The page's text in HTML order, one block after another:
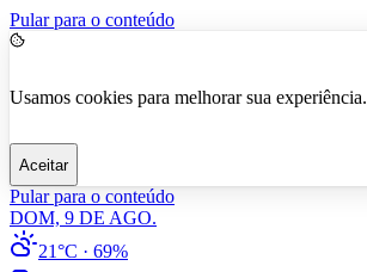
Pular para o conteúdo
Usamos cookies para melhorar sua experiência.
Aceitar
Pular para o conteúdo
DOM, 9 DE AGO.
21°C · 69%